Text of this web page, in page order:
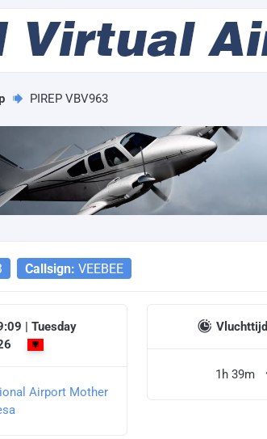
PIREP VBV963
Callsign: VEEBEE
| Tuesday
Airport Mother
Vluchttijd
1h 39m